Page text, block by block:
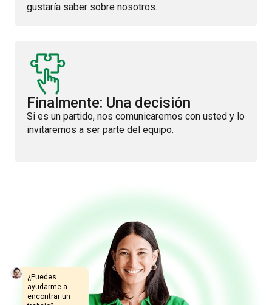
gustaría saber sobre nosotros.
Finalmente: Una decisión
Si es un partido, nos comunicaremos con usted y lo
invitaremos a ser parte del equipo.
¿Puedes
ayudarme a
encontrar un